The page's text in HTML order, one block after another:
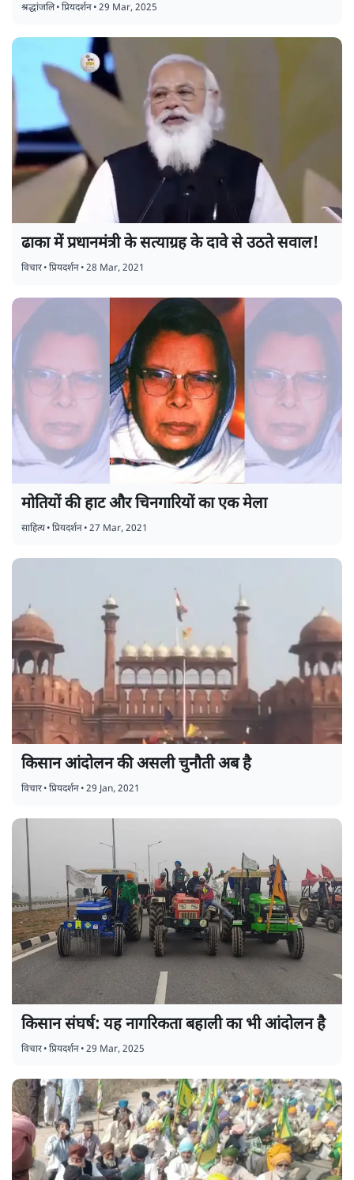
श्रद्धांजलि•प्रियदर्शन•29 Mar, 2025
ढाका में प्रधानमंत्री के सत्याग्रह के दावे से उठते सवाल!
विचार•प्रियदर्शन•28 Mar, 2021
मोतियों की हाट और चिनगारियों का एक मेला
साहित्य•प्रियदर्शन•27 Mar, 2021
किसान आंदोलन की असली चुनौती अब है
विचार•प्रियदर्शन•29 Jan, 2021
किसान संघर्ष: यह नागरिकता बहाली का भी आंदोलन है
विचार•प्रियदर्शन•29 Mar, 2025